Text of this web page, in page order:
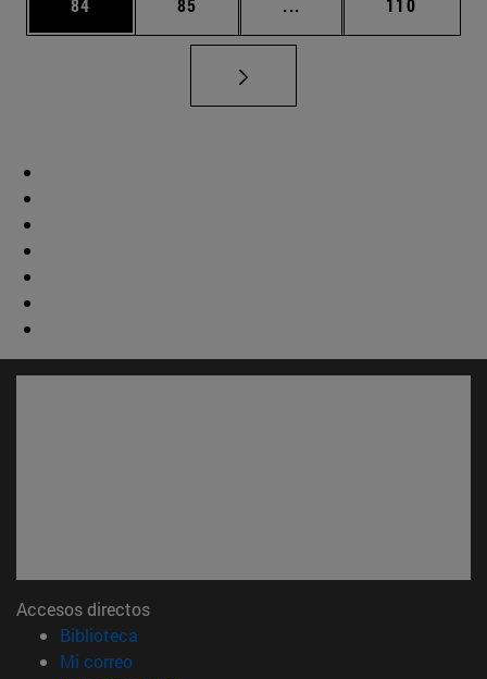
84 85 ... 110
Accesos directos
Biblioteca
Mi correo(abre en nueva ventana)